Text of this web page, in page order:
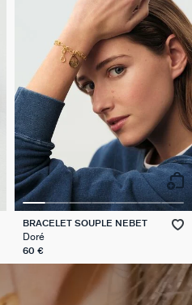
BRACELET SOUPLE NEBET
Doré
60 €